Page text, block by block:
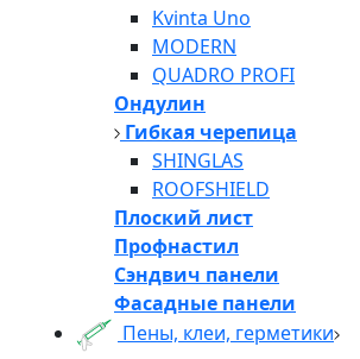
Kvinta Uno
MODERN
QUADRO PROFI
Ондулин
Гибкая черепица
SHINGLAS
ROOFSHIELD
Плоский лист
Профнастил
Сэндвич панели
Фасадные панели
Пены, клеи, герметики